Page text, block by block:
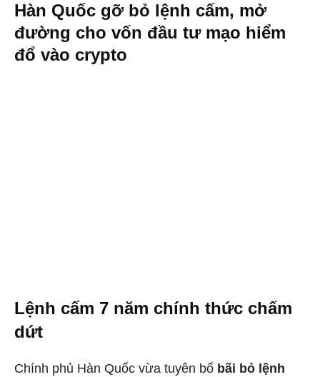
Hàn Quốc gỡ bỏ lệnh cấm, mở
đường cho vốn đầu tư mạo hiểm
đổ vào crypto
Lệnh cấm 7 năm chính thức chấm
dứt
Chính phủ Hàn Quốc vừa tuyên bố bãi bỏ lệnh